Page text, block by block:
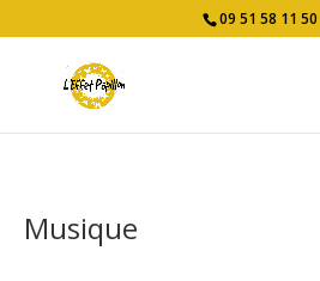
09 51 58 11 50
Musique